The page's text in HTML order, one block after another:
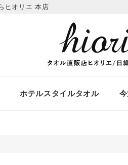
ヒオリエ 本店
ホテルスタイルタオル